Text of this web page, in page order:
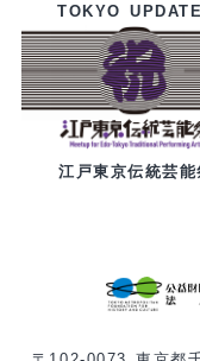
TOKYO
江戸東京伝統芸能